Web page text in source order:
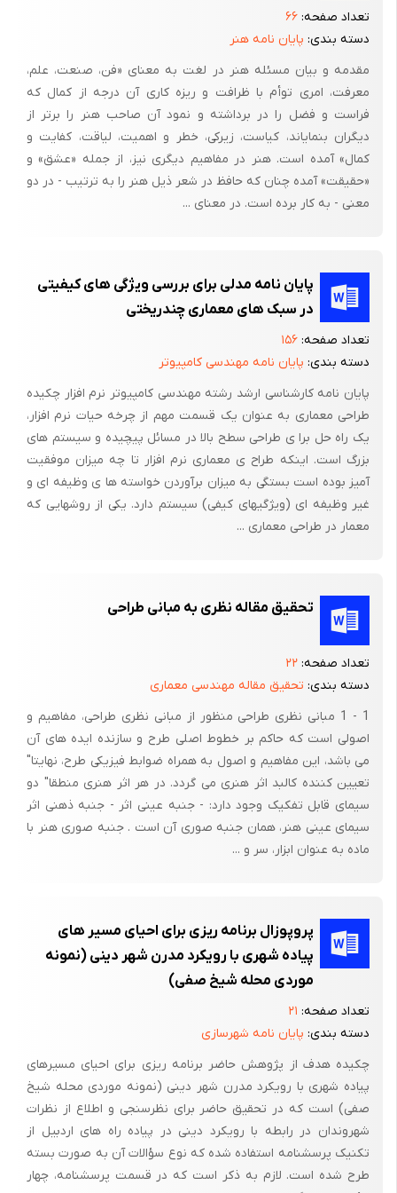
اما در نگرش دوم که ریشه در فلسفه انسان‌گرایی غربی دارد،
انسان‌گرایی تنها فلسفه زندگی تلقی می‌گردد و لذا هر فرد در جستجوی
منافع خود است و سعی می‌کند حتی با نادیده گرفتن همه چیز، آن را به
دست آورد.
البته باید توجه داشت که این دو نگرش در تلفیق با دیدگاه‌های
اجتماعی و امکانات علمی و فنی و هنری در دوران مختلف، تأثیرات
متفاوتی را به ویژه بر منظر شهری به جای گذارده‌اند. نگرش اول از لحاظ
اجتماعی بیشتر فردگراست و لذا شکل منظر از خلاقیت‌های فردی
منطقی استفاده می‌‌شود.
نگرش دوم جامعه‌گرا است و طراحی منظر از تصمیماتی که برای کل
جامعه اتخاذ می‌شود، متأثر می‌گردد. در این نگرش تمایز بین هنر و علم
که از دوران ساده‌گرایی، فلسفه دکارتی و علم نیوتنی آغاز می‌شودف
تشدید شده و به تدریج شیوه‌های علمی- منطقی به جای روش‌های
حسی- هنری مسلط می‌گردد. در مورد علم و فناوری نیز این پیوند آنها
است که حداقل از 1850 به بعد باعث افزایش دخالت انسان در محیط
و تغییر منظر شهری، روستایی و حومه‌ای به ویژه در شهرهای صنعتی
می‌گردد مجموع این تضادها در واقع نشان دهنده یک دوگانگی اساسی
در نحوه تفکر و عمل طراحی منظر شهری در طول تاریخ است، انسان
همراه با طبیعت و انسان در مقابل طبیعت.
نخستین اتاق های پذیرایی از مهمانان در زمان قدیم، قسمتی ازخانه
های مسکونی شخصی بود و از مسافران مانند اعضای خانواده پذیرایی
می شد. در دوران باستان در خاورمیانه و کشورهای شرقی از رباطها،
کاروانسراها و مسافرخانه ها استفاده می شد . اما در روزگاران مدرن تر
همزمان با استفاده از دلیجان ، قطار ، کشتی ، اتومبیل ، اتوبوس و
هواپیما در کنار افزایش تعداد مسافران ، نیاز به مسکن نیز افزایش
یافت و در نتیجه هتل ها، متل ها، مسافرخانه ها و ... افزایش یافتند.
اماکن اقامتی موقت به مکانهای گفته می شود که مسافران و
هیاهوی شهر مقیم شوند. این مکانها شامل هتل ها ( از یک تا پنج
ستاره) ، متلها، مسافرخانه ها ، پلاژها ، ویلاها، کمپینگ ها و سایر اماکن
اقامتی می باشند .
در گذشته فضاهایی مانند ساباط، رباط ، کاربات ، کاروانسرا، خان ،
مهمانخانه و دسکره و ... نقش مهمی را در ایجاد امکانات سیر و سفر در
داخل ایران ایجاد می کردند.
در حال حاضر اماکن اقامتی به مکانهایی گفته می شود که مسافران و
جهانگردان مدتی را در آن مکان برای گذران اوقات فراغت و تعطیلات و
استراحت ، تفریح ، بازدید از مناطق تاریخی و دیدنی و سایر مقاصد در
تعداد صفحه: ۶۶
دسته بندی: پایان نامه هنر
مقدمه و بیان مسئله هنر در لغت به معنای «فن، صنعت، علم،
معرفت، امری توأم با ظرافت و ریزه کاری آن درجه از کمال که
فراست و فضل را در برداشته و نمود آن صاحب هنر را برتر از
دیگران بنمایاند، کیاست، زیرکی، خطر و اهمیت، لیاقت، کفایت و
کمال» آمده است. هنر در مفاهیم دیگری نیز، از جمله «عشق» و
«حقیقت» آمده چنان که حافظ در شعر ذیل هنر را به ترتیب - در دو
معنی - به کار برده است. در معنای ...
پایان نامه مدلی برای بررسی ویژگی های کیفیتی
در سبک های معماری چندریختی
تعداد صفحه: ۱۵۶
دسته بندی: پایان نامه مهندسی کامپیوتر
پایان نامه کارشناسی ارشد رشته مهندسی کامپیوتر نرم افزار چکیده
طراحی معماری به عنوان یک قسمت مهم از چرخه حیات نرم افزار،
یک راه حل برا ی طراحی سطح بالا در مسائل پیچیده و سیستم های
بزرگ است. اینکه طراح ی معماری نرم افزار تا چه میزان موفقیت
آمیز بوده است بستگی به میزان برآوردن خواسته ها ی وظیفه ای و
غیر وظیفه ای (ویژگیهای کیفی) سیستم دارد. یکی از روشهایی که
معمار در طراحی معماری ...
تحقیق مقاله نظری به مبانی طراحی
تعداد صفحه: ۲۲
دسته بندی: تحقیق مقاله مهندسی معماری
1 - 1 مبانی نظری طراحی منظور از مبانی نظری طراحی، مفاهیم و
اصولی است که حاکم بر خطوط اصلی طرح و سازنده ایده های آن
می باشد، این مفاهیم و اصول به همراه ضوابط فیزیکی طرح، نهایتا"
تعیین کننده کالبد اثر هنری می گردد. در هر اثر هنری منطقا" دو
سیمای قابل تفکیک وجود دارد: - جنبه عینی اثر - جنبه ذهنی اثر
سیمای عینی هنر، همان جنبه صوری آن است . جنبه صوری هنر با
ماده به عنوان ابزار، سر و ...
پروپوزال برنامه ریزی برای احیای مسیر های
پیاده شهری با رویکرد مدرن شهر دینی (نمونه
موردی محله شیخ صفی)
تعداد صفحه: ۲۱
دسته بندی: پایان نامه شهرسازی
چکیده هدف از پژوهش حاضر برنامه ریزی برای احیای مسیرهای
پیاده شهری با رویکرد مدرن شهر دینی (نمونه موردی محله شیخ
صفی) است که در تحقیق حاضر برای نظرسنجی و اطلاع از نظرات
شهروندان در رابطه با رویکرد دینی در پیاده راه های اردبیل از
تکنیک پرسشنامه استفاده شده که نوع سؤالات آن به صورت بسته
طرح شده است. لازم به ذکر است که در قسمت پرسشنامه، چهار